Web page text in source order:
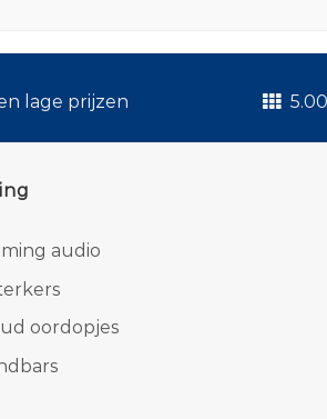
lage prijzen
audio
oordopjes